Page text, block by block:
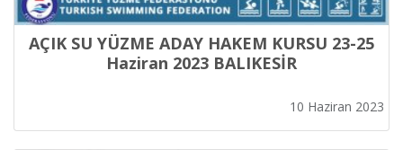
AÇIK SU YÜZME ADAY HAKEM KURSU 23-25
Haziran 2023 BALIKESİR
10 Haziran 2023